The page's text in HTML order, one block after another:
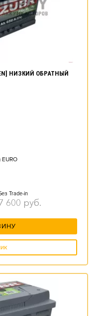
НИЗКИЙ ОБРАТНЫЙ
EURO
Trade-in
600 руб.